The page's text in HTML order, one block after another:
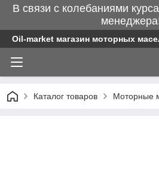
В связи с колебаниями
Oil-market магазин моторных
Каталог товаров Моторные